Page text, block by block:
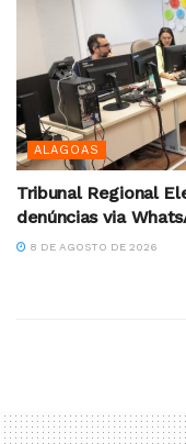
ALAGOAS
Tribunal Regional
denúncias via
8 DE AGOSTO DE 2026